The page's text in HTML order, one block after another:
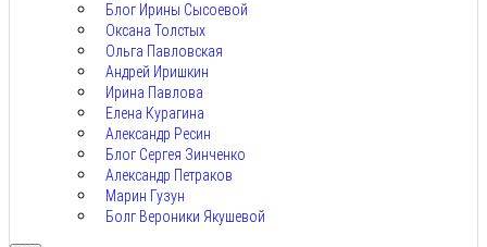
Блог Ирины Сысоевой
Оксана Толстых
Ольга Павловская
Андрей Иришкин
Ирина Павлова
Елена Курагина
Александр Ресин
Блог Сергея Зинченко
Александр Петраков
Марин Гузун
Болг Вероники Якушевой